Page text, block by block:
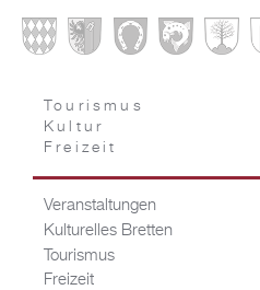
Tourismus
Kultur
Freizeit
Veranstaltungen
Kulturelles Bretten
Tourismus
Freizeit